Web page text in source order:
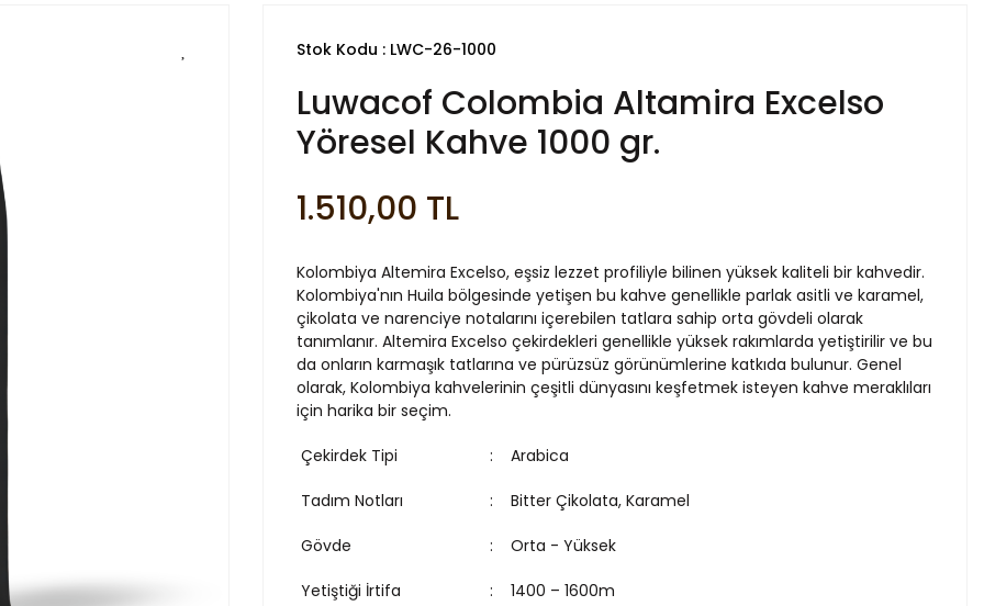
Stok Kodu : LWC-26-1000
Luwacof Colombia Altamira Excelso
Yöresel Kahve 1000 gr.
1.510,00 TL
Kolombiya Altemira Excelso, eşsiz lezzet profiliyle bilinen yüksek kaliteli bir kahvedir.
Kolombiya'nın Huila bölgesinde yetişen bu kahve genellikle parlak asitli ve karamel,
çikolata ve narenciye notalarını içerebilen tatlara sahip orta gövdeli olarak
tanımlanır. Altemira Excelso çekirdekleri genellikle yüksek rakımlarda yetiştirilir ve bu
da onların karmaşık tatlarına ve pürüzsüz görünümlerine katkıda bulunur. Genel
olarak, Kolombiya kahvelerinin çeşitli dünyasını keşfetmek isteyen kahve meraklıları
için harika bir seçim.
Çekirdek Tipi Arabica
Tadım Notları Bitter Çikolata, Karamel
Gövde Orta - Yüksek
Yetiştiği İrtifa 1400 – 1600m